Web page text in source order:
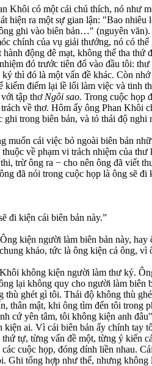
Khôi có một cái chú thích, nó như
hiện ra một sự gian lận: "Bao
ghi vào biên bản…" (nguyên
chính của vụ giải thưởng, nó có
động đê mạt, không thể tha thứ
đó trước tiên đổ vào đầu tôi:
thì đó là một vấn đề khác. Còn
kiểm điểm lại lề lối làm việc và tinh
tập thơ Ngôi sao. Trong cuộc họp
về thơ. Hôm ấy ông Phan Khôi
ghi trong biên bản, và tỏ thái độ nghi
muốn cái việc bỏ ngoài biên bản
thuộc về phạm vi trách nhiệm của
trừ ông ra − cho nên ông đã viết
đã nói trong cuộc họp là ông sẽ
đi kiện cái biên bản này.”
kiện người làm biên bản này, hay
khảo, tức là ông kiện cả ông, vì
không kiện người làm thư ký.
lại không quy cho người làm biên
thù ghét gì tôi. Thái độ không thù
thân mật, khi ông tìm đến tôi trong
cứ yên tâm, tôi không kiện anh
kiện ai. Vì cái biên bản ấy chính tay
tự, từng vấn đề một, từng ý kiến
các cuộc họp, đóng dính liền nhau.
Ghi tổng hợp như thế, nhưng